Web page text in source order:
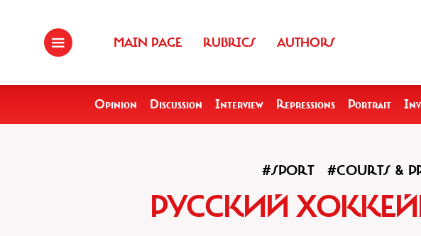
MAIN PAGE RUBRICS AUTHORS
Opinion Discussion Interview Repressions Portrait
#SPORT #COURTS &
РУССКИЙ